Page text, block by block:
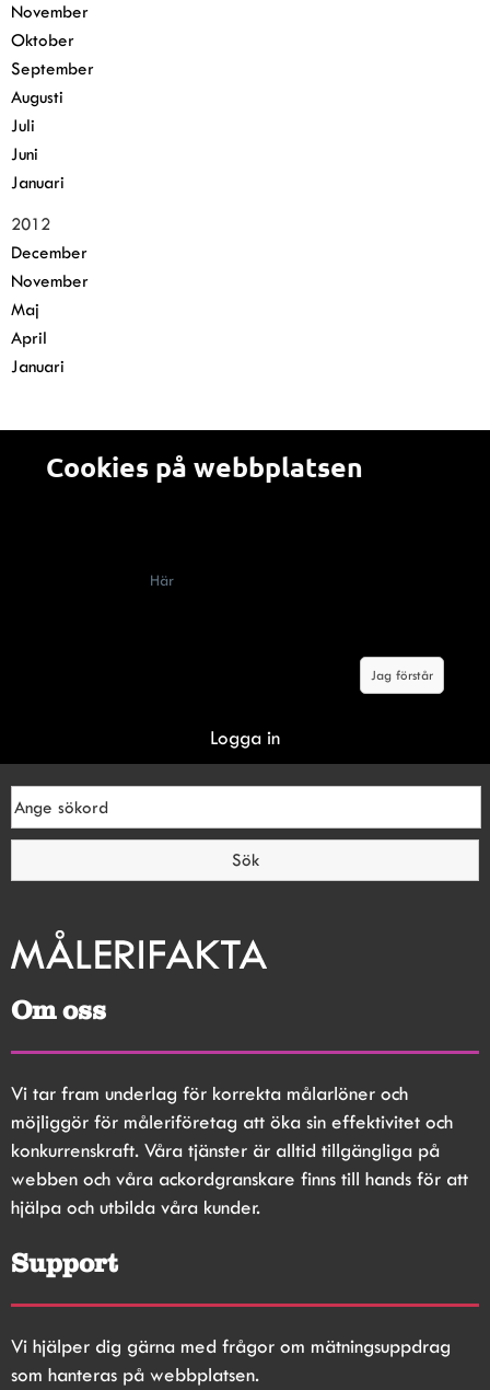
November
Oktober
September
Augusti
Juli
Juni
Januari
2012
December
November
Maj
April
Januari
Cookies på webbplatsen
Här
Jag förstår
Logga in
Om oss
Vi tar fram underlag för korrekta målarlöner och
möjliggör för måleriföretag att öka sin effektivitet och
konkurrenskraft. Våra tjänster är alltid tillgängliga på
webben och våra ackordgranskare finns till hands för att
hjälpa och utbilda våra kunder.
Support
Vi hjälper dig gärna med frågor om mätningsuppdrag
som hanteras på webbplatsen.